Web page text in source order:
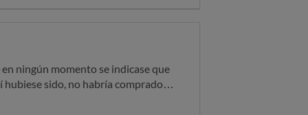
ningún momento se indicase que
sido, no habría comprado
de descubrir, que me han cobrado